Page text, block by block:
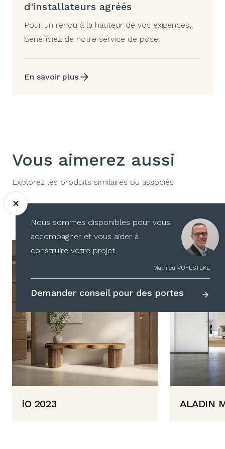
d'installateurs agréés
Pour un rendu à la hauteur de vos exigences,
bénéficiez de notre service de pose
En savoir plus
Vous aimerez aussi
Explorez les produits similaires ou associés
GAROFOLI
iO 2023
GLAS ITALIA
ALADIN
Nous sommes disponibles pour vous
accompagner et vous aider à
construire votre projet.
Mathieu VUYLSTÈKE
Demander conseil pour des portes